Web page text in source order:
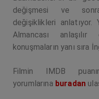
değişmesi ve
değişiklikleri anlatıyor.
Almancası
konuşmaların yanı sıra
Filmin IMDB
yorumlarına buradan